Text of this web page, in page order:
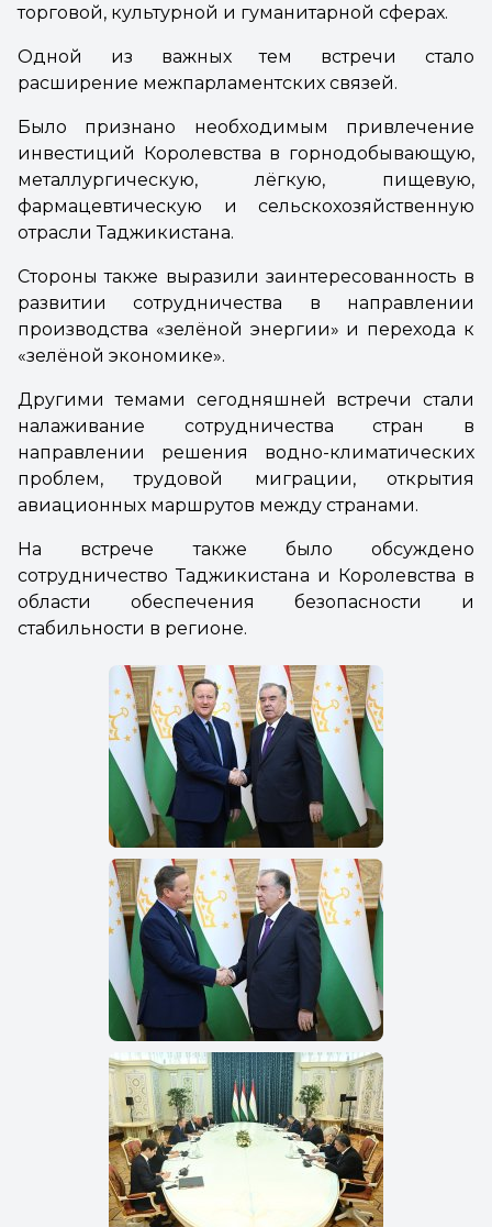
торговой, культурной и гуманитарной сферах.
Одной из важных тем встречи стало
расширение межпарламентских связей.
Было признано необходимым привлечение
инвестиций Королевства в горнодобывающую,
металлургическую, лёгкую, пищевую,
фармацевтическую и сельскохозяйственную
отрасли Таджикистана.
Стороны также выразили заинтересованность в
развитии сотрудничества в направлении
производства «зелёной энергии» и перехода к
«зелёной экономике».
Другими темами сегодняшней встречи стали
налаживание сотрудничества стран в
направлении решения водно-климатических
проблем, трудовой миграции, открытия
авиационных маршрутов между странами.
На встрече также было обсуждено
сотрудничество Таджикистана и Королевства в
области обеспечения безопасности и
стабильности в регионе.